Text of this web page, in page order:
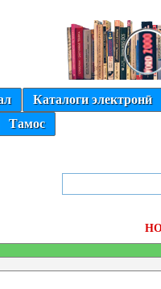
Каталоги электронӣ
Тамос